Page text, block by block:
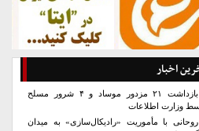
اخبار
بازداشت ۲۱ مزدور موساد و ۴ شرور مسلح
وزارت اطلاعات
روحانی با مأموریت «رادیکال‌سازی» به میدان